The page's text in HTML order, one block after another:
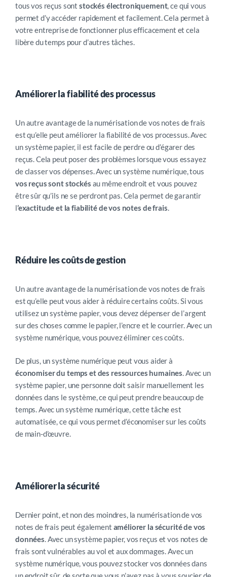
tous vos reçus sont stockés électroniquement, ce qui vous
permet d’y accéder rapidement et facilement. Cela permet à
votre entreprise de fonctionner plus efficacement et cela
libère du temps pour d’autres tâches.
Améliorer la fiabilité des processus
Un autre avantage de la numérisation de vos notes de frais
est qu’elle peut améliorer la fiabilité de vos processus. Avec
un système papier, il est facile de perdre ou d’égarer des
reçus. Cela peut poser des problèmes lorsque vous essayez
de classer vos dépenses. Avec un système numérique, tous
vos reçus sont stockés au même endroit et vous pouvez
être sûr qu’ils ne se perdront pas. Cela permet de garantir
l’exactitude et la fiabilité de vos notes de frais.
Réduire les coûts de gestion
Un autre avantage de la numérisation de vos notes de frais
est qu’elle peut vous aider à réduire certains coûts. Si vous
utilisez un système papier, vous devez dépenser de l’argent
sur des choses comme le papier, l’encre et le courrier. Avec un
système numérique, vous pouvez éliminer ces coûts.
De plus, un système numérique peut vous aider à
économiserdu temps et des ressources humaines. Avec un
système papier, une personne doit saisir manuellement les
données dans le système, ce qui peut prendre beaucoup de
temps. Avec un système numérique, cette tâche est
automatisée, ce qui vous permet d’économiser sur les coûts
de main-d’œuvre.
Améliorer la sécurité
Dernier point, et non des moindres, la numérisation de vos
notes de frais peut également améliorer la sécurité de vos
données. Avec un système papier, vos reçus et vos notes de
frais sont vulnérables au vol et aux dommages. Avec un
système numérique, vous pouvez stocker vos données dans